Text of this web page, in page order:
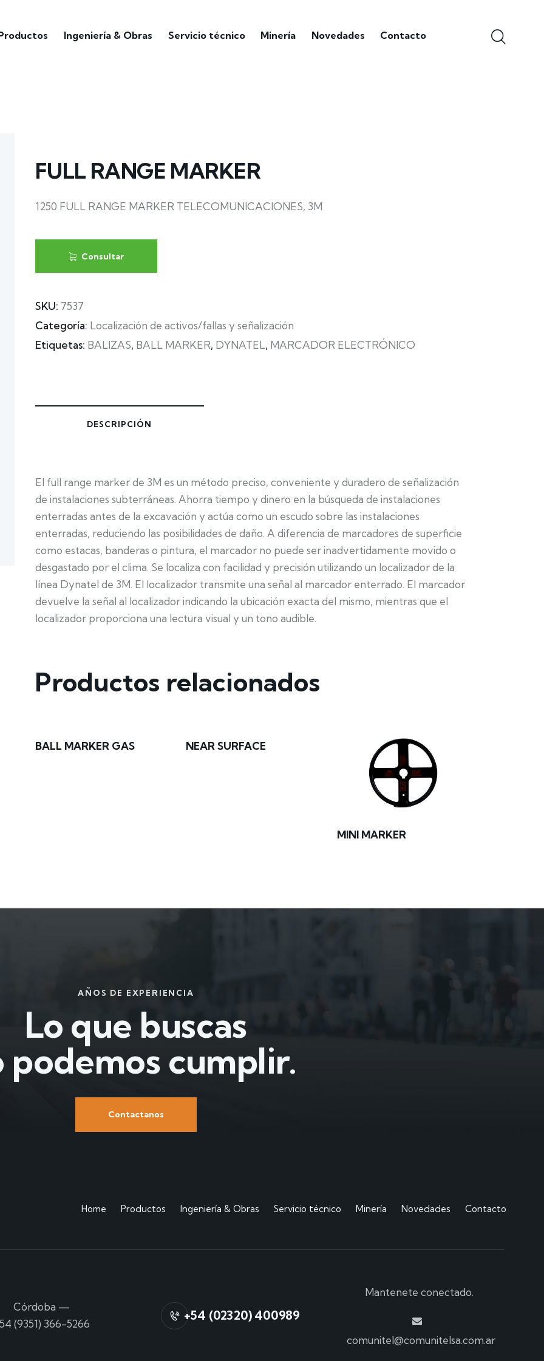
Ingeniería & Obras Servicio técnico Minería Novedades Contacto
FULL RANGE MARKER
1250 FULL RANGE MARKER TELECOMUNICACIONES, 3M
Consultar
SKU: 7537
Categoría: Localización de activos/fallas y señalización
Etiquetas: BALIZAS, BALL MARKER, DYNATEL, MARCADOR ELECTRÓNICO
DESCRIPCIÓN
El full range marker de 3M es un método preciso, conveniente y duradero de señalización
de instalaciones subterráneas. Ahorra tiempo y dinero en la búsqueda de instalaciones
enterradas antes de la excavación y actúa como un escudo sobre las instalaciones
enterradas, reduciendo las posibilidades de daño. A diferencia de marcadores de superficie
como estacas, banderas o pintura, el marcador no puede ser inadvertidamente movido o
desgastado por el clima. Se localiza con facilidad y precisión utilizando un localizador de la
línea Dynatel de 3M. El localizador transmite una señal al marcador enterrado. El marcador
devuelve la señal al localizador indicando la ubicación exacta del mismo, mientras que el
localizador proporciona una lectura visual y un tono audible.
Productos relacionados
BALL MARKER GAS NEAR SURFACE
MINI MARKER
AÑOS DE EXPERIENCIA
Lo que buscas
podemos cumplir.
Contactanos
Home Productos Ingeniería & Obras Servicio técnico Minería Novedades Contacto
Córdoba —
(9351) 366-5266
+54 (02320) 400989
Mantenete conectado.
comunitel@comunitelsa.com.ar